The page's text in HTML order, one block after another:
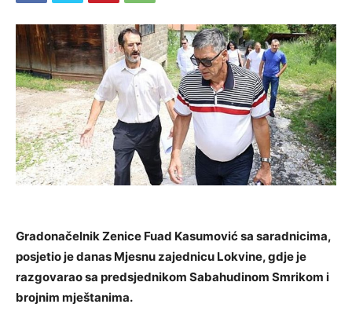
Gradonačelnik Zenice Fuad Kasumović sa saradnicima,
posjetio je danas Mjesnu zajednicu Lokvine, gdje je
razgovarao sa predsjednikom Sabahudinom Smrikom i
brojnim mještanima.